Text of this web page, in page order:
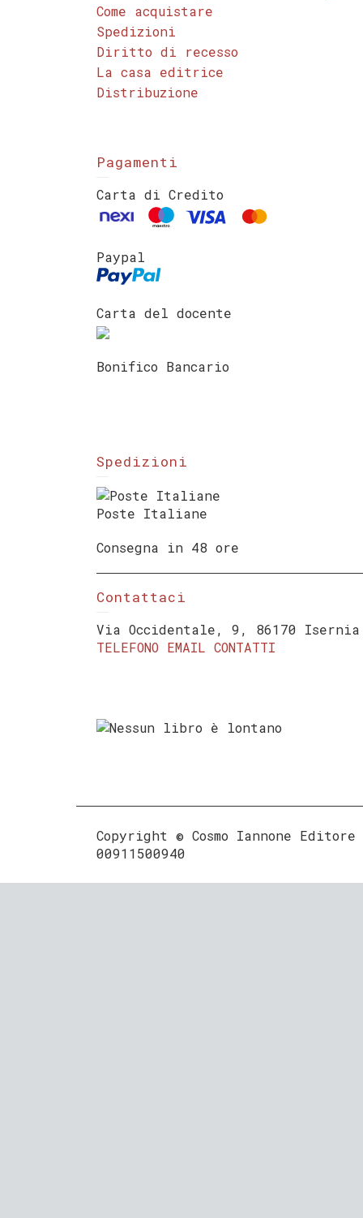
Come acquistare
Spedizioni
Diritto di recesso
La casa editrice
Distribuzione
Pagamenti
Carta di Credito
Paypal
Carta del docente
Bonifico Bancario
Spedizioni
Poste Italiane
Consegna in 48 ore
Contattaci
Via Occidentale, 9, 86170
TELEFONO EMAIL CONTATTI
Copyright © Cosmo Iannone
00911500940